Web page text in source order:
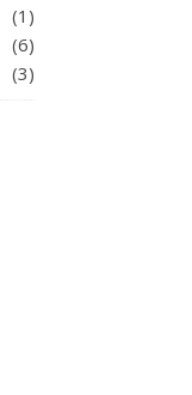
(1)
(6)
(3)